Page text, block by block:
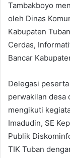
Tambakboyo
oleh Dinas
Kabupaten
Cerdas,
Bancar
Delegasi
perwakilan desa
mengikuti
Imadudin, SE
Publik
TIK Tuban